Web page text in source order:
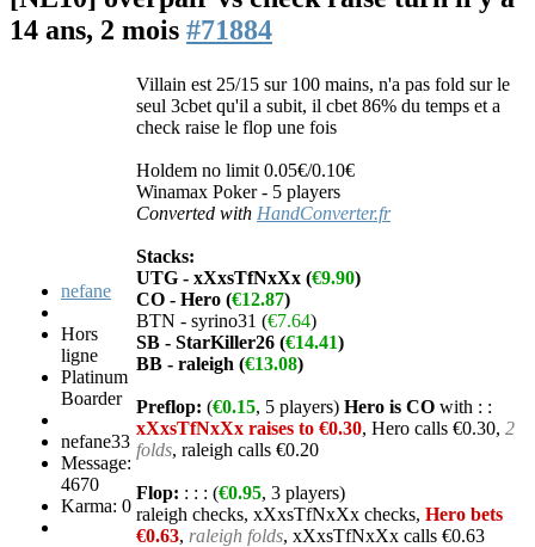
14 ans, 2 mois #71884
nefane
Hors
ligne
Platinum
Boarder
nefane33
Message:
4670
Karma: 0
Villain est 25/15 sur 100 mains, n'a pas fold sur le
seul 3cbet qu'il a subit, il cbet 86% du temps et a
check raise le flop une fois
Holdem no limit 0.05€/0.10€
Winamax Poker - 5 players
Converted with HandConverter.fr
Stacks:
UTG - xXxsTfNxXx (€9.90)
CO - Hero (€12.87)
BTN - syrino31 (€7.64)
SB - StarKiller26 (€14.41)
BB - raleigh (€13.08)
Preflop: (€0.15, 5 players) Hero is CO with : :
xXxsTfNxXx raises to €0.30, Hero calls €0.30, 2
folds, raleigh calls €0.20
Flop: : : : (€0.95, 3 players)
raleigh checks, xXxsTfNxXx checks, Hero bets
€0.63, raleigh folds, xXxsTfNxXx calls €0.63